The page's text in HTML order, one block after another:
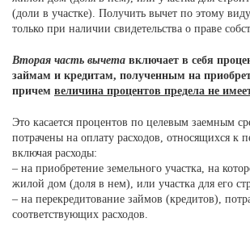
(доли в участке). Получить вычет по этому
только при наличии свидетельства о праве
Вторая часть вычета включает в себя
займам и кредитам, полученным на
причем величина процентов предела не
Это касается процентов по целевым заемным
потрачены на оплату расходов, относящихся к
включая расходы:
– на приобретение земельного участка, на
жилой дом (доля в нем), или участка для его
– на перекредитование займов (кредитов),
соответствующих расходов.